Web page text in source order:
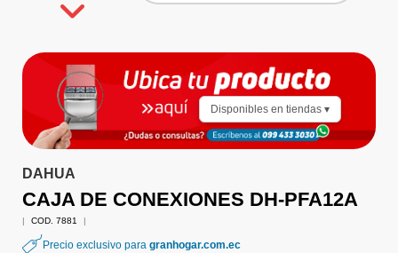
Disponibles en tiendas ▾
DAHUA
CAJA DE CONEXIONES DH-PFA12A
COD. 7881
Precio exclusivo para granhogar.com.ec